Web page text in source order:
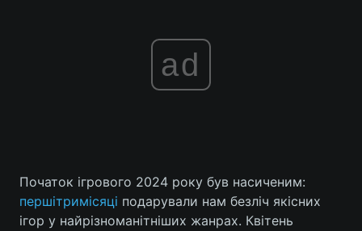
Головна Війна
ad
Початок ігрового 2024 року був насиченим:
першітримісяці подарували нам безліч якісних
ігор у найрізноманітніших жанрах. Квітень